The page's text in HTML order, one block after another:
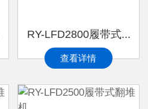
RY-LFD2800履带式...
查看详情